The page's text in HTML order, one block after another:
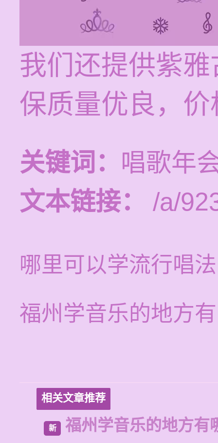
我们还提供紫
保质量优良，
关键词： 唱歌年
文本链接：
/a/
哪里可以学流行唱
福州学音乐的地方
相关文章推荐
新 福州学音乐的地方有